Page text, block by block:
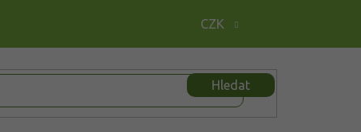
CZK
Hledat